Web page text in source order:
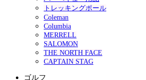
トレッキングポール
Coleman
Columbia
MERRELL
SALOMON
THE NORTH FACE
CAPTAIN STAG
ゴルフ